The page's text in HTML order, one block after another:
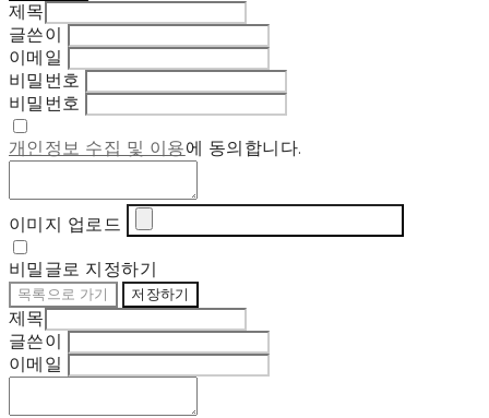
제목
글쓴이
이메일
비밀번호
비밀번호
개인정보 수집 및 이용에 동의합니다.
이미지 업로드
비밀글로 지정하기
목록으로 가기 저장하기
제목
글쓴이
이메일